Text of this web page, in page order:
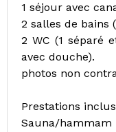
1 séjour avec
2 salles de bains
2 WC (1 séparé
avec douche).
photos non
Prestations
Sauna/hammam